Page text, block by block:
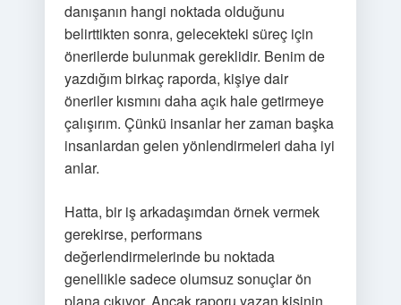
danışanın hangi noktada olduğunu
belirttikten sonra, gelecekteki süreç için
önerilerde bulunmak gereklidir. Benim de
yazdığım birkaç raporda, kişiye dair
öneriler kısmını daha açık hale getirmeye
çalışırım. Çünkü insanlar her zaman başka
insanlardan gelen yönlendirmeleri daha iyi
anlar.
Hatta, bir iş arkadaşımdan örnek vermek
gerekirse, performans
değerlendirmelerinde bu noktada
genellikle sadece olumsuz sonuçlar ön